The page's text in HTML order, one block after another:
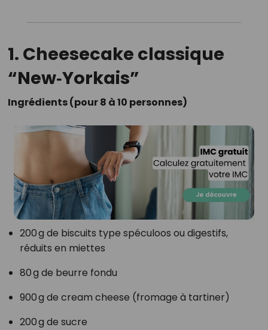
1. Cheesecake classique
“New‑Yorkais”
Ingrédients (pour 8 à 10 personnes)
200 g de biscuits type spéculoos ou digestifs,
réduits en miettes
80 g de beurre fondu
900 g de cream cheese (fromage à tartiner)
200 g de sucre